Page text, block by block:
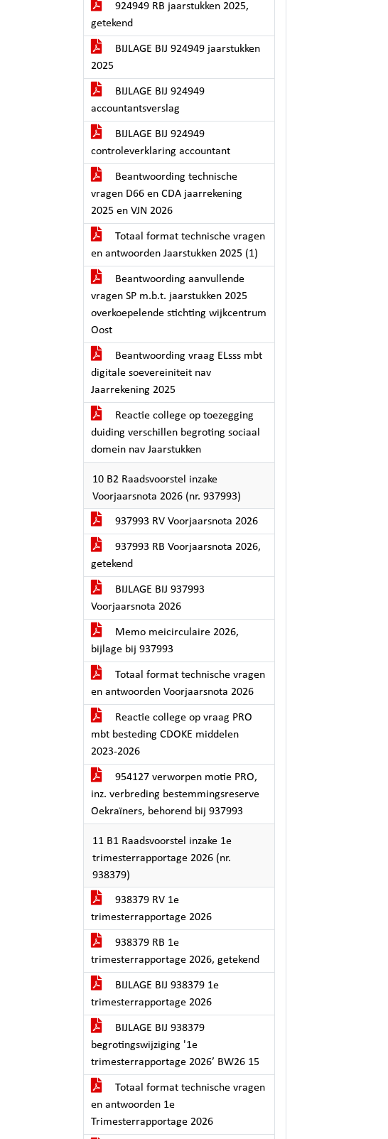
924949 RB jaarstukken 2025,
getekend
BIJLAGE BIJ 924949 jaarstukken
2025
BIJLAGE BIJ 924949
accountantsverslag
BIJLAGE BIJ 924949
controleverklaring accountant
Beantwoording technische
vragen D66 en CDA jaarrekening
2025 en VJN 2026
Totaal format technische vragen
en antwoorden Jaarstukken 2025 (1)
Beantwoording aanvullende
vragen SP m.b.t. jaarstukken 2025
overkoepelende stichting wijkcentrum
Oost
Beantwoording vraag ELsss mbt
digitale soevereiniteit nav
Jaarrekening 2025
Reactie college op toezegging
duiding verschillen begroting sociaal
domein nav Jaarstukken
10 B2 Raadsvoorstel inzake
Voorjaarsnota 2026 (nr. 937993)
937993 RV Voorjaarsnota 2026
937993 RB Voorjaarsnota 2026,
getekend
BIJLAGE BIJ 937993
Voorjaarsnota 2026
Memo meicirculaire 2026,
bijlage bij 937993
Totaal format technische vragen
en antwoorden Voorjaarsnota 2026
Reactie college op vraag PRO
mbt besteding CDOKE middelen
2023-2026
954127 verworpen motie PRO,
inz. verbreding bestemmingsreserve
Oekraïners, behorend bij 937993
11 B1 Raadsvoorstel inzake 1e
trimesterrapportage 2026 (nr.
938379)
938379 RV 1e
trimesterrapportage 2026
938379 RB 1e
trimesterrapportage 2026, getekend
BIJLAGE BIJ 938379 1e
trimesterrapportage 2026
BIJLAGE BIJ 938379
begrotingswijziging '1e
trimesterrapportage 2026’ BW26 15
Totaal format technische vragen
en antwoorden 1e
Trimesterrapportage 2026